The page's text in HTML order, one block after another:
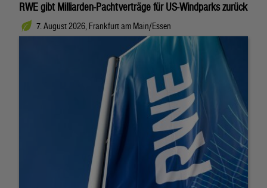
RWE gibt Milliarden-Pachtverträge für US-Windparks zurück
7. August 2026, Frankfurt am Main/Essen